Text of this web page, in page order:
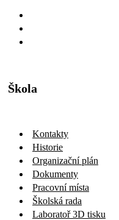
Škola
Kontakty
Historie
Organizační plán
Dokumenty
Pracovní místa
Školská rada
Laboratoř 3D tisku